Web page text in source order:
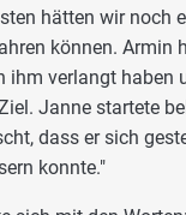
hätten wir noch
können. Armin
ihm verlangt haben
Janne startete
dass er sich
konnte."